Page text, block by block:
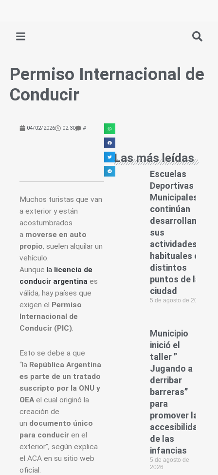
Permiso Internacional de
Conducir
04/02/2026 02:30 #
Muchos turistas que van
a exterior y están
acostumbrados
a moverse en auto
propio, suelen alquilar un
vehículo.
Aunque la licencia de
conducir argentina es
válida, hay países que
exigen el Permiso
Internacional de
Conducir (PIC).
Esto se debe a que
“la República Argentina
es parte de un tratado
suscripto por la ONU y
OEAel cual originó la
creación de
un documento único
para conducir en el
exterior”, según explica
el ACA en su sitio web
oficial.
Las más leídas
Escuelas
Deportivas
Municipales
continúan
desarrollando
sus
actividades
habituales en
distintos
puntos de la
ciudad
5 de agosto de 2026
Municipio
inició el
taller ”
Jugando a
derribar
barreras”
para
promover la
accesibilidad
de las
infancias
5 de agosto de
2026